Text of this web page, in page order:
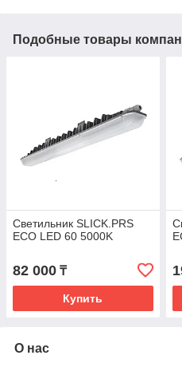
Подобные товары
Светильник SLICK.PRS
ECO LED 60 5000K
82 000 ₸
Купить
О нас